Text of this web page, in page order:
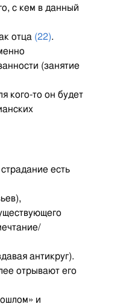
с кем в данный
отца (22).
(занятие
кого-то он будет
есть
антикруг).
отрывают его
и